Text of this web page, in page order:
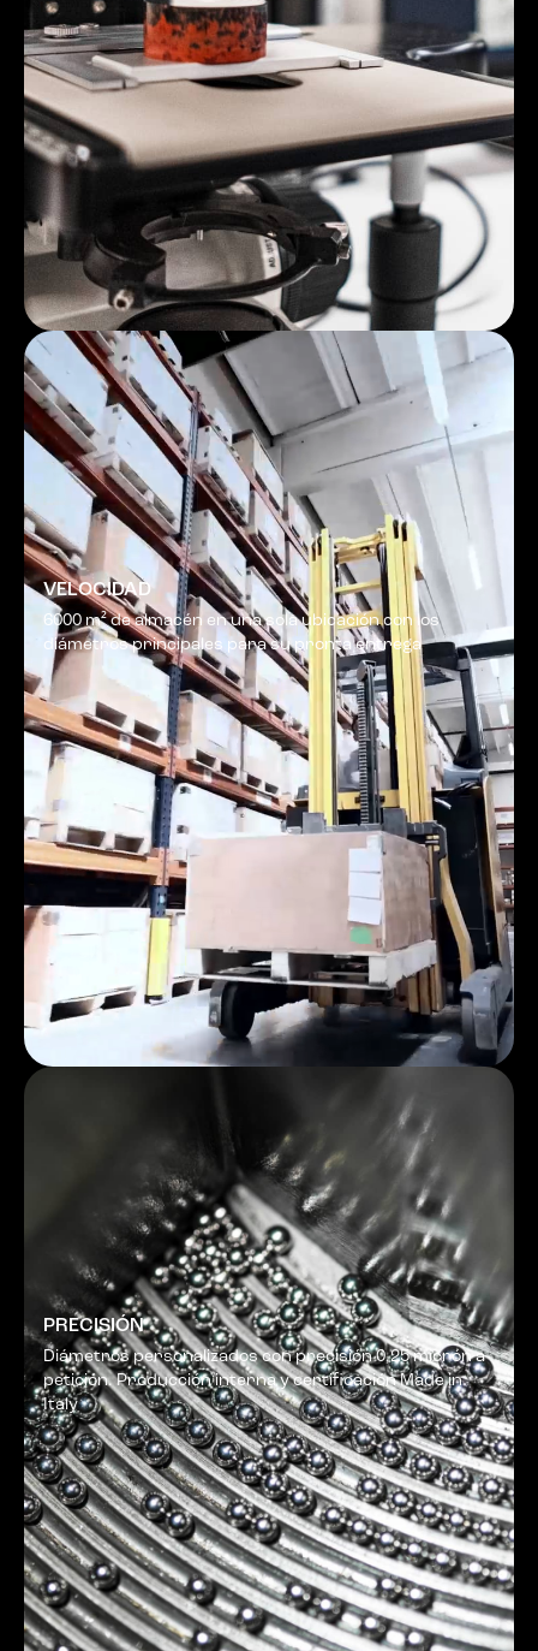
VELOCIDAD
6000 m² de almacén en una sola ubicación con los
diámetros principales para su pronta entrega
PRECISIÓN
Diámetros personalizados con precisión 0,25 micrón a
petición. Producción interna y certificación Made in
Italy